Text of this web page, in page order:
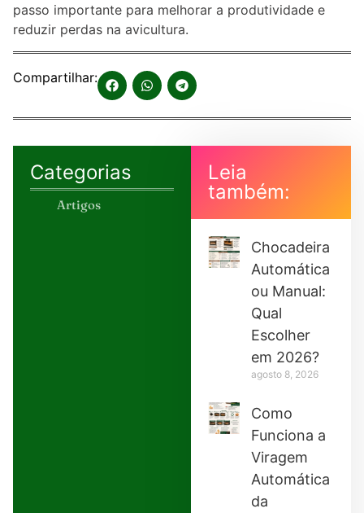
passo importante para melhorar a produtividade e
reduzir perdas na avicultura.
Compartilhar:
Categorias
Artigos
Leia
também:
Chocadeira
Automática
ou Manual:
Qual
Escolher
em 2026?
agosto 8, 2026
Como
Funciona a
Viragem
Automática
da